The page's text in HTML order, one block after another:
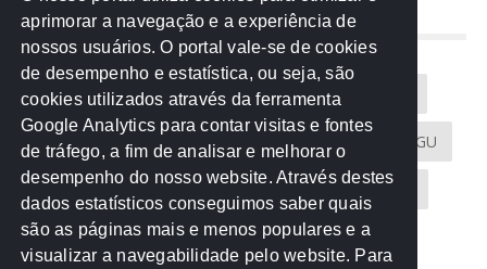
NUVEM DE TAGS
Acontece na Rede AGU AMM
Atricon Audicom CAU-MT CGU
CREA-MT Eventos MPC-MT MPE-MT
MPF Notícias PF PGE-MT PGR
aprimorar a navegação e a experiência de
nossos usuários. O portal vale-se de cookies
de desempenho e estatística, ou seja, são
cookies utilizados através da ferramenta
Google Analytics para contar visitas e fontes
de tráfego, a fim de analisar e melhorar o
desempenho do nosso website. Através destes
dados estatísticos conseguimos saber quais
são as páginas mais e menos populares e a
visualizar a navegabilidade pelo website. Para